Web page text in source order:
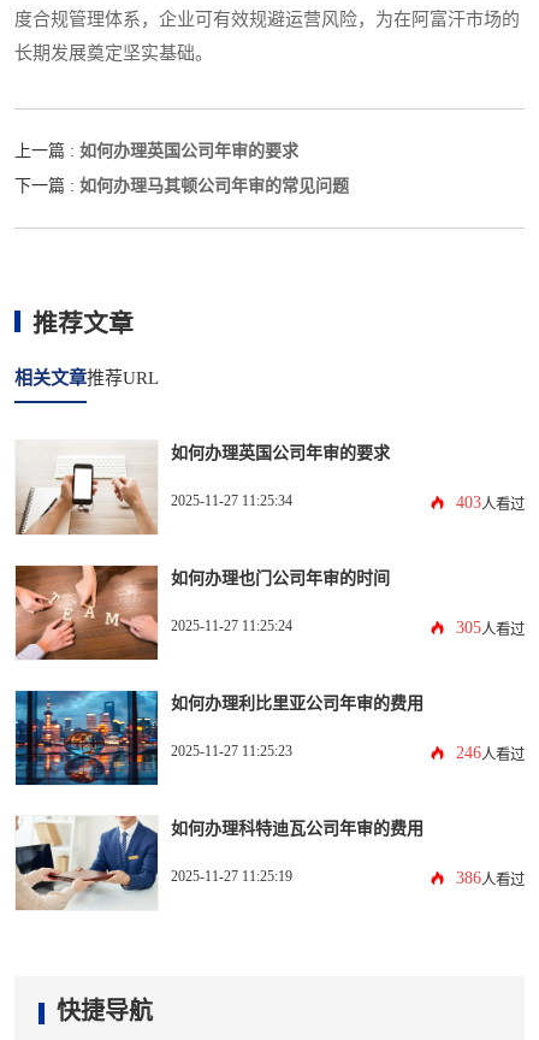
度合规管理体系，企业可有效规避运营风险，为在阿富汗市场的
长期发展奠定坚实基础。
上一篇 : 如何办理英国公司年审的要求
下一篇 : 如何办理马其顿公司年审的常见问题
推荐文章
相关文章推荐URL
如何办理英国公司年审的要求
2025-11-27 11:25:34 403人看过
如何办理也门公司年审的时间
2025-11-27 11:25:24 305人看过
如何办理利比里亚公司年审的费用
2025-11-27 11:25:23 246人看过
如何办理科特迪瓦公司年审的费用
2025-11-27 11:25:19 386人看过
快捷导航